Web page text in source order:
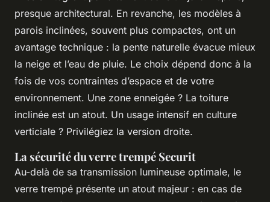
presque architectural. En revanche, les modèles à
parois inclinées, souvent plus compactes, ont un
avantage technique : la pente naturelle évacue mieux
la neige et l’eau de pluie. Le choix dépend donc à la
fois de vos contraintes d’espace et de votre
environnement. Une zone enneigée ? La toiture
inclinée est un atout. Un usage intensif en culture
verticiale ? Privilégiez la version droite.
La sécurité du verre trempé Securit
Au-delà de sa transmission lumineuse optimale, le
verre trempé présente un atout majeur : en cas de